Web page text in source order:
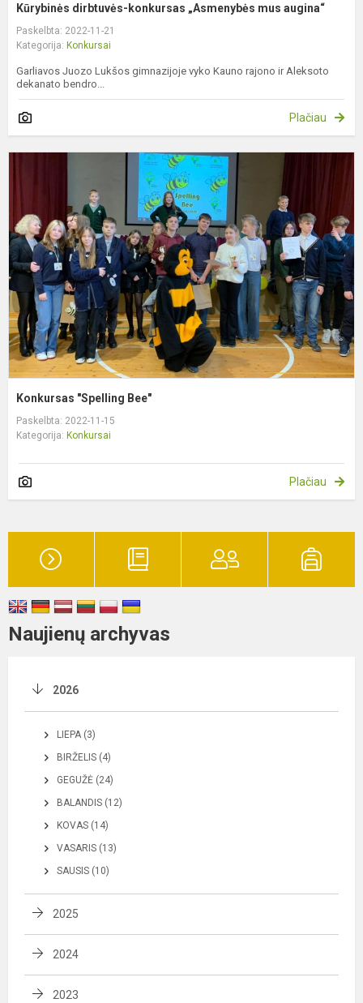
Kūrybinės dirbtuvės-konkursas „Asmenybės mus augina“
Paskelbta: 2022-11-21
Kategorija: Konkursai
Garliavos Juozo Lukšos gimnazijoje vyko Kauno rajono ir Aleksoto
dekanato bendro...
Plačiau
Konkursas "Spelling Bee"
Paskelbta: 2022-11-15
Kategorija: Konkursai
Plačiau
Naujienų archyvas
2026
LIEPA (3)
BIRŽELIS (4)
GEGUŽĖ (24)
BALANDIS (12)
KOVAS (14)
VASARIS (13)
SAUSIS (10)
2025
2024
2023